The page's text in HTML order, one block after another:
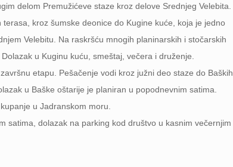
delom Premužićeve staze kroz delove Srednjeg Velebita.
kroz šumske deonice do Kugine kuće, koja je jedno
Velebitu. Na raskršću mnogih planinarskih i stočarskih
u Kuginu kuću, smeštaj, večera i druženje.
etapu. Pešačenje vodi kroz južni deo staze do Baških
u Baške oštarije je planiran u popodnevnim satima.
u Jadranskom moru.
satima, dolazak na parking kod društvo u kasnim večernjim